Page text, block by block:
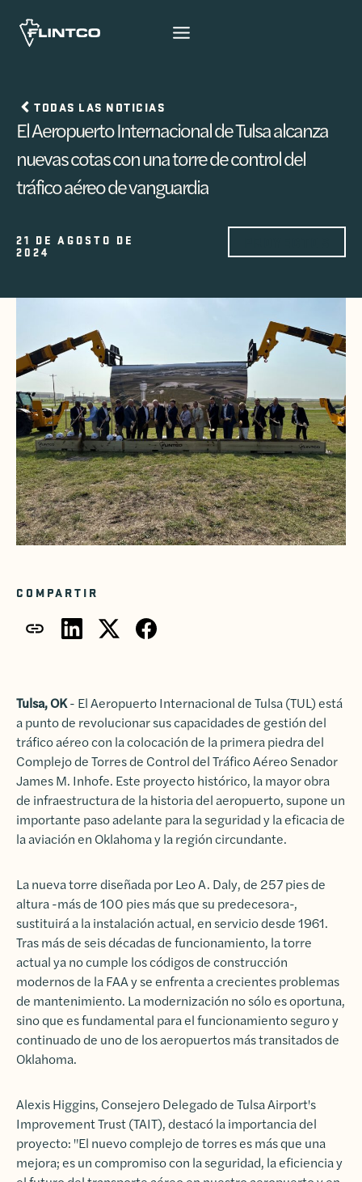
TODAS LAS NOTICIAS
El Aeropuerto Internacional de Tulsa alcanza
nuevas cotas con una torre de control del
tráfico aéreo de vanguardia
21 DE AGOSTO DE
2024
COMPARTIR
Tulsa, OK- El Aeropuerto Internacional de Tulsa (TUL) está
a punto de revolucionar sus capacidades de gestión del
tráfico aéreo con la colocación de la primera piedra del
Complejo de Torres de Control del Tráfico Aéreo Senador
James M. Inhofe. Este proyecto histórico, la mayor obra
de infraestructura de la historia del aeropuerto, supone un
importante paso adelante para la seguridad y la eficacia de
la aviación en Oklahoma y la región circundante.
La nueva torre diseñada por Leo A. Daly, de 257 pies de
altura -más de 100 pies más que su predecesora-,
sustituirá a la instalación actual, en servicio desde 1961.
Tras más de seis décadas de funcionamiento, la torre
actual ya no cumple los códigos de construcción
modernos de la FAA y se enfrenta a crecientes problemas
de mantenimiento. La modernización no sólo es oportuna,
sino que es fundamental para el funcionamiento seguro y
continuado de uno de los aeropuertos más transitados de
Oklahoma.
Alexis Higgins, Consejero Delegado de Tulsa Airport's
Improvement Trust (TAIT), destacó la importancia del
proyecto: "El nuevo complejo de torres es más que una
mejora; es un compromiso con la seguridad, la eficiencia y